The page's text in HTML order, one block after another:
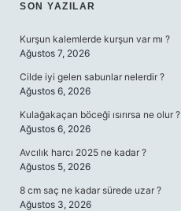
SIDEBAR
SON YAZILAR
Kurşun kalemlerde kurşun var mı ?
Ağustos 7, 2026
Cilde iyi gelen sabunlar nelerdir ?
Ağustos 6, 2026
Kulağakaçan böceği ısırırsa ne olur ?
Ağustos 6, 2026
Avcılık harcı 2025 ne kadar ?
Ağustos 5, 2026
8 cm saç ne kadar sürede uzar ?
Ağustos 3, 2026